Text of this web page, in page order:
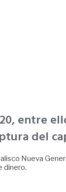
entre
del
Nueva
dinero.